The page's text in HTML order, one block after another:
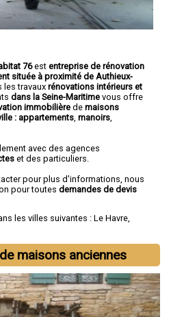
76est entreprise de rénovation
située à proximité de Authieux-
les travaux rénovations intérieurs et
dans la Seine-Maritime vous offre
immobilièrede maisons
: appartements manoirs
avec des agences
et des particuliers.
pour plus d'informations, nous
pour toutes demandes de devis
les villes suivantes : Le Havre,
maisons anciennes